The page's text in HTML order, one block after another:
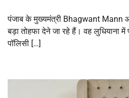
पंजाब के मुख्यमंत्री Bhagwant Mann
बड़ा तोहफा देने जा रहे हैं। वह लुधियाना
पॉलिसी […]